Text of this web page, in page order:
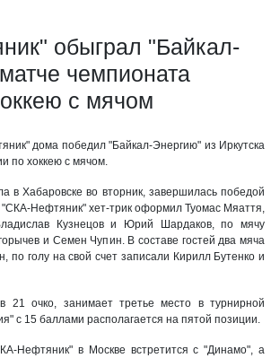
обыграл "Байкал-
чемпионата
с мячом
дома победил "Байкал-Энергию" из Иркутска
по хоккею с мячом.
в Хабаровске во вторник, завершилась победой
"СКА-Нефтяник" хет-трик оформил Туомас Мяаття,
Кузнецов и Юрий Шардаков, по мячу
и Семен Чупин. В составе гостей два мяча
по голу на свой счет записали Кирилл Бутенко и
21 очко, занимает третье место в турнирной
с 15 баллами располагается на пятой позиции.
Нефтяник" в Москве встретится с "Динамо", а